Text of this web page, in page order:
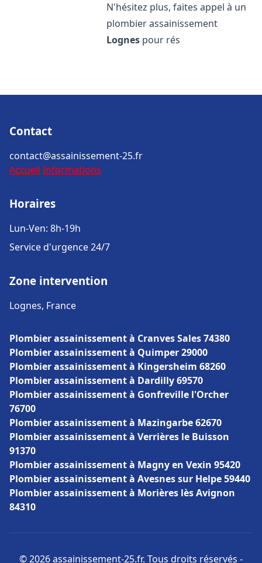
N'hésitez plus, faites appel à un
plombier assainissement
Lognes pour rés
Contact
contact@assainissement-25.fr
Accueil Informations
Horaires
Lun-Ven: 8h-19h
Service d'urgence 24/7
Zone intervention
Lognes, France
Plombier assainissement à Cranves Sales 74380
Plombier assainissement à Quimper 29000
Plombier assainissement à Kingersheim 68260
Plombier assainissement à Dardilly 69570
Plombier assainissement à Gonfreville l'Orcher
76700
Plombier assainissement à Mazingarbe 62670
Plombier assainissement à Verrières le Buisson
91370
Plombier assainissement à Magny en Vexin 95420
Plombier assainissement à Avesnes sur Helpe 59440
Plombier assainissement à Morières lès Avignon
84310
© 2026 assainissement-25.fr. Tous droits réservés -